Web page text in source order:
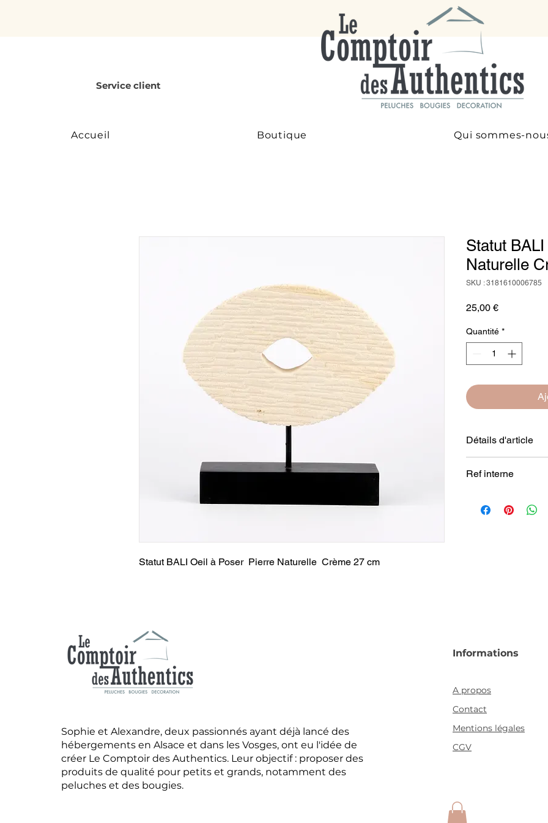
Service client
Accueil Boutique Qui sommes-
Statut BALI Oeil à Poser Pierre Naturelle Crème 27 cm
Statut
Naturelle
SKU : 3181610006785
25,00 €Prix
Quantité *
Détails d'article
Composition : pierre
Ref interne
Sophie et Alexandre, deux passionnés ayant déjà lancé des
hébergements en Alsace et dans les Vosges, ont eu l'idée de
créer Le Comptoir des Authentics. Leur objectif : proposer des
produits de qualité pour petits et grands, notamment des
peluches et des bougies.
Informations
A propos
Contact
Mentions légales
CGV